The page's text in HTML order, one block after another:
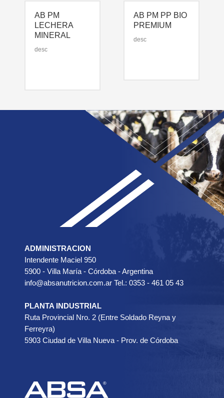
AB PM
LECHERA
MINERAL
desc
AB PM PP BIO
PREMIUM
desc
ADMINISTRACION
Intendente Maciel 950
5900 - Villa María - Córdoba - Argentina
info@absanutricion.com.ar Tel.: 0353 - 461 05 43
PLANTA INDUSTRIAL
Ruta Provincial Nro. 2 (Entre Soldado Reyna y
Ferreyra)
5903 Ciudad de Villa Nueva - Prov. de Córdoba